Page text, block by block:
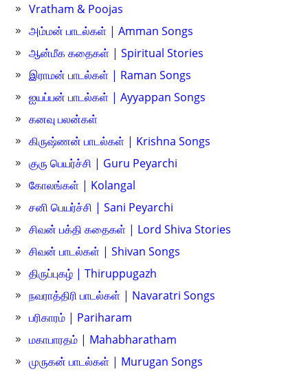
Vratham & Poojas
அம்மன் பாடல்கள் | Amman Songs
ஆன்மீக கதைகள் | Spiritual Stories
இராமன் பாடல்கள் | Raman Songs
ஐயப்பன் பாடல்கள் | Ayyappan Songs
கனவு பலன்கள்
கிருஷ்ணன் பாடல்கள் | Krishna Songs
குரு பெயர்ச்சி | Guru Peyarchi
கோலங்கள் | Kolangal
சனி பெயர்ச்சி | Sani Peyarchi
சிவன் பக்தி கதைகள் | Lord Shiva Stories
சிவன் பாடல்கள் | Shivan Songs
திருப்புகழ் | Thiruppugazh
நவராத்திரி பாடல்கள் | Navaratri Songs
பரிகாரம் | Pariharam
மகாபாரதம் | Mahabharatham
முருகன் பாடல்கள் | Murugan Songs